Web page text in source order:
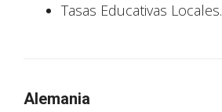
Tasas Educativas Locales.
Alemania